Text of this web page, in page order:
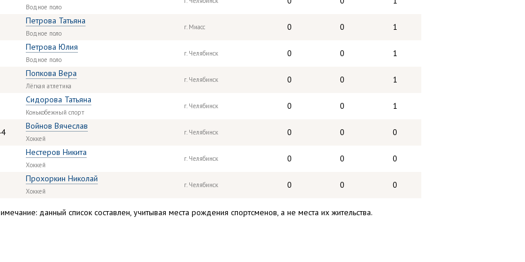
Водное поло
Петрова Татьяна
Водное поло
г. Миасс 0 0
1
Петрова Юлия
Водное поло
г. Челябинск 0 0
1
Попкова Вера
Лёгкая атлетика
г. Челябинск 0 0
1
Сидорова Татьяна
Конькобежный спорт
г. Челябинск 0 0 1
Войнов Вячеслав
Хоккей
г. Челябинск 0 0
0
Нестеров Никита
Хоккей
г. Челябинск 0 0
0
Прохоркин Николай
Хоккей
г. Челябинск 0 0 0
данный список составлен, учитывая места рождения спортсменов, а не места их жительства.